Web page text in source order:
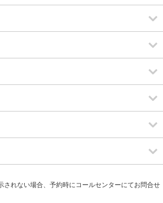
れない場合、予約時にコールセンターにてお問合せ